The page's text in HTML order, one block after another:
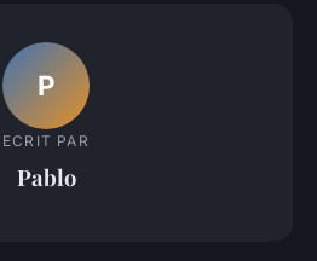
P
ECRIT PAR
Pablo